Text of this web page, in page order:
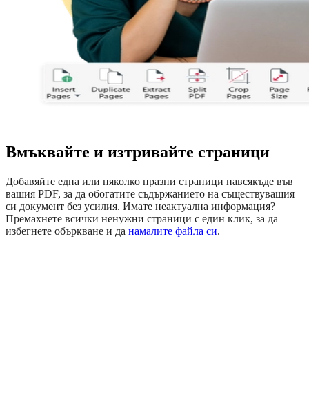
Вмъквайте и изтривайте страници
Добавяйте една или няколко празни страници навсякъде във
вашия PDF, за да обогатите съдържанието на съществуващия
си документ без усилия. Имате неактуална информация?
Премахнете всички ненужни страници с един клик, за да
избегнете объркване и да намалите файла си.